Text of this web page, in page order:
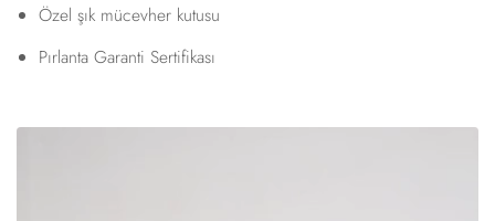
Özel şık mücevher kutusu
Pırlanta Garanti Sertifikası